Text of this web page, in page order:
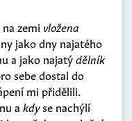
zemi vložena
jako dny najatého
a jako najatýdělník
sebe dostal do
mi přidělili.
a kdyse nachýlí